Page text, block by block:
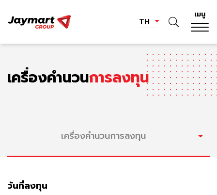
เมนู
TH
เครื่องคำนวนการลงทุน
เครื่องคำนวนการลงทุน
วันที่ลงทุน